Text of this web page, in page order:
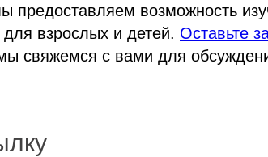
возможность
взрослых и детей. Оставьте
свяжемся с вами для